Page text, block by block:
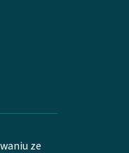
ze